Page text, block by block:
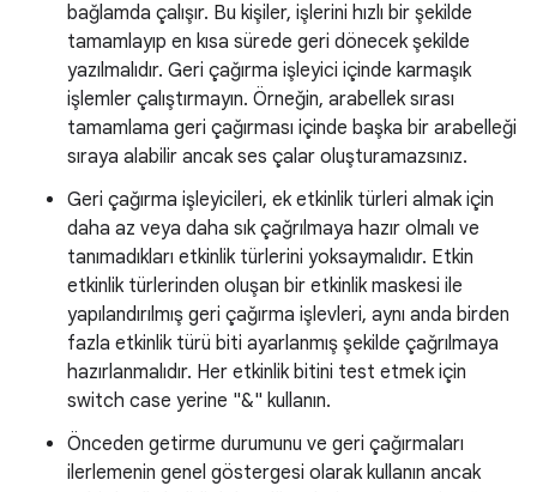
bağlamda çalışır. Bu kişiler, işlerini hızlı bir şekilde
tamamlayıp en kısa sürede geri dönecek şekilde
yazılmalıdır. Geri çağırma işleyici içinde karmaşık
işlemler çalıştırmayın. Örneğin, arabellek sırası
tamamlama geri çağırması içinde başka bir arabelleği
sıraya alabilir ancak ses çalar oluşturamazsınız.
Geri çağırma işleyicileri, ek etkinlik türleri almak için
daha az veya daha sık çağrılmaya hazır olmalı ve
tanımadıkları etkinlik türlerini yoksaymalıdır. Etkin
etkinlik türlerinden oluşan bir etkinlik maskesi ile
yapılandırılmış geri çağırma işlevleri, aynı anda birden
fazla etkinlik türü biti ayarlanmış şekilde çağrılmaya
hazırlanmalıdır. Her etkinlik bitini test etmek için
switch case yerine "&" kullanın.
Önceden getirme durumunu ve geri çağırmaları
ilerlemenin genel göstergesi olarak kullanın ancak